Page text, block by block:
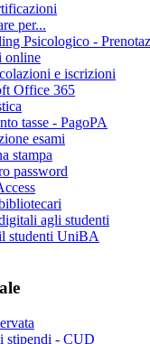
per...
Psicologico -
online
e iscrizioni
Office 365
tasse - PagoPA
esami
stampa
password
agli studenti
studenti UniBA
stipendi - CUD